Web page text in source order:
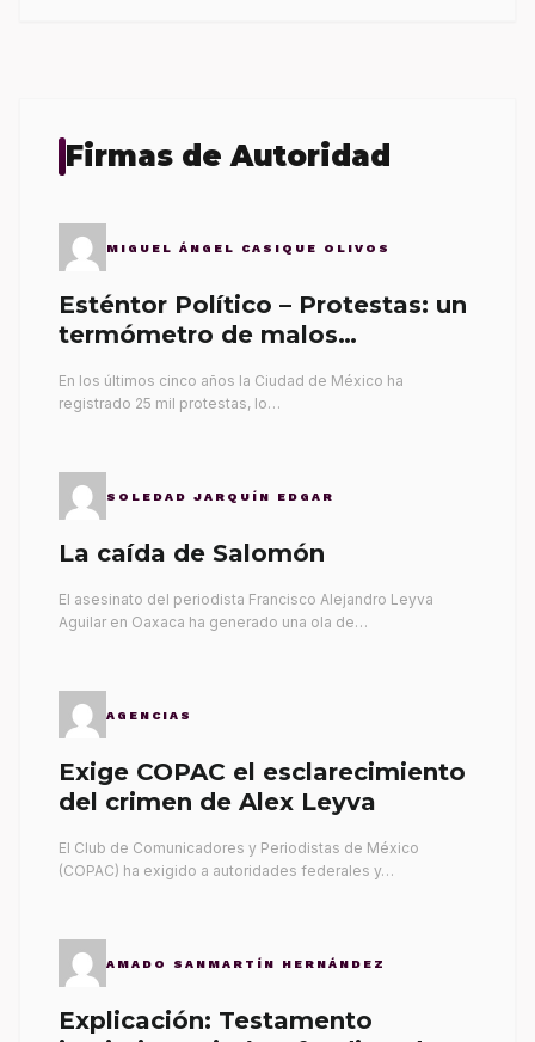
Firmas de Autoridad
MIGUEL ÁNGEL CASIQUE OLIVOS
Esténtor Político – Protestas: un
termómetro de malos
En los últimos cinco años la Ciudad de México ha
registrado 25 mil protestas, lo…
SOLEDAD JARQUÍN EDGAR
La caída de Salomón
El asesinato del periodista Francisco Alejandro Leyva
Aguilar en Oaxaca ha generado una ola de…
AGENCIAS
Exige COPAC el esclarecimiento
del crimen de Alex Leyva
El Club de Comunicadores y Periodistas de México
(COPAC) ha exigido a autoridades federales y…
AMADO SANMARTÍN HERNÁNDEZ
Explicación: Testamento